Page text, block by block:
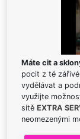
Máte cit a
pocit z té
vydělávat a
využijte
sítě EXTRA
neomezenými